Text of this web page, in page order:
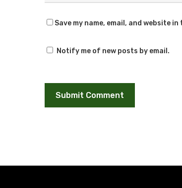
Save my name, email, and website
Notify me of new posts by email.